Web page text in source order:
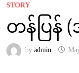
STORY
တန်ပြန်
by admin